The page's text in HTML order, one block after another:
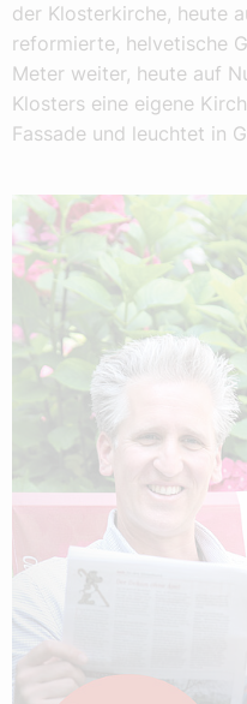
der Klosterkirche, heute
reformierte, helvetische
Meter weiter, heute auf
Klosters eine eigene
Fassade und leuchtet in